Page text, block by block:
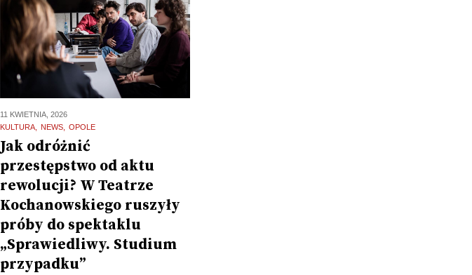
11 KWIETNIA, 2026
KULTURA
NEWS OPOLE
Jak odróżnić
przestępstwo od aktu
rewolucji? W Teatrze
Kochanowskiego ruszyły
próby do spektaklu
„Sprawiedliwy. Studium
przypadku”